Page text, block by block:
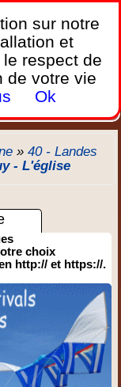
,
et PC.
Montagnes
»40 - Landes
- L'église
choix
http:// et https://.
sur notre
et
respect de
de votre vie
Ok